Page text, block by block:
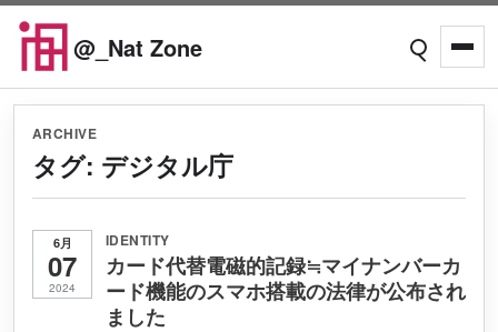
Skip to content
@_Nat Zone Open search
ARCHIVE
タグ: デジタル庁
6月
07
2024
IDENTITY
カード代替電磁的記録≒マイナンバーカ
ード機能のスマホ搭載の法律が公布され
ました